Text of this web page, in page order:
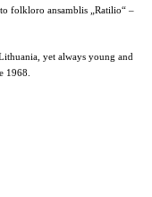
folkloro ansamblis „Ratilio“ –
yet always young and
1968.